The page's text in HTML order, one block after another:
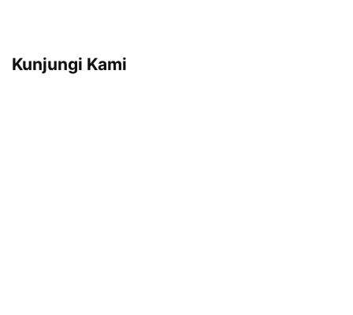
Kunjungi Kami